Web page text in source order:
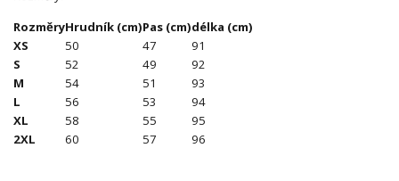
RozměryHrudník (cm)Pas (cm)délka (cm)
XS
50 47
91
S
52 49
92
M
54 51
93
L
56 53
94
XL
58 55
95
2XL
60 57 96